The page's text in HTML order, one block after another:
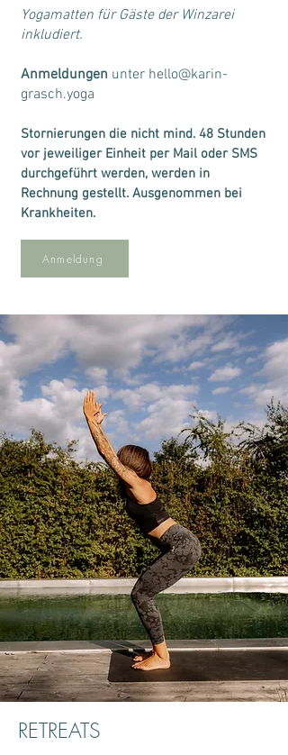
Yogamatten für Gäste der Winzarei
inkludiert.
Anmeldungen unter hello@karin-
grasch.yoga
Stornierungen die nicht mind. 48 Stunden
vor jeweiliger Einheit per Mail oder SMS
durchgeführt werden, werden in
Rechnung gestellt. Ausgenommen bei
Krankheiten.
Anmeldung
RETREATS